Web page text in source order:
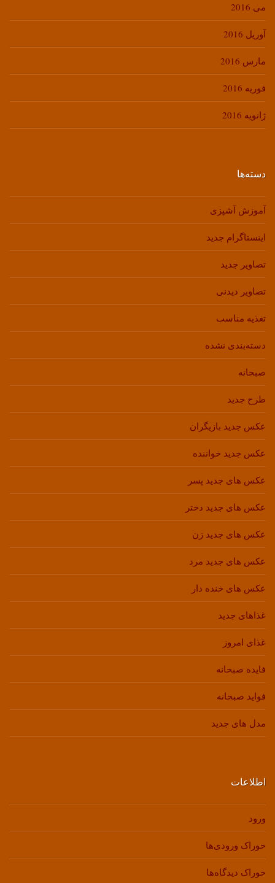
می 2016
آوریل 2016
مارس 2016
فوریه 2016
ژانویه 2016
دسته‌ها
آموزش آشپزی
اینستاگرام جدید
تصاویر جدید
تصاویر دیدنی
تغذیه مناسب
دسته‌بندی نشده
صبحانه
طرح جدید
عکس جدید بازیگران
عکس جدید خواننده
عکس های جدید پسر
عکس های جدید دختر
عکس های جدید زن
عکس های جدید مرد
عکس های خنده دار
غذاهای جدید
غذای امروز
فایده صبحانه
فواید صبحانه
مدل های جدید
اطلاعات
ورود
خوراک ورودی‌ها
خوراک دیدگاه‌ها